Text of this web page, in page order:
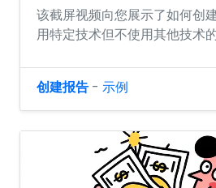
该截屏视频向您展示了如何创
用特定技术但不使用其他技术的
创建报告 - 示例